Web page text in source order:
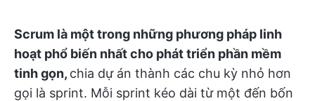
Scrum là một trong những phương pháp linh
hoạt phổ biến nhất cho phát triển phần mềm
tinh gọn, chia dự án thành các chu kỳ nhỏ hơn
gọi là sprint. Mỗi sprint kéo dài từ một đến bốn